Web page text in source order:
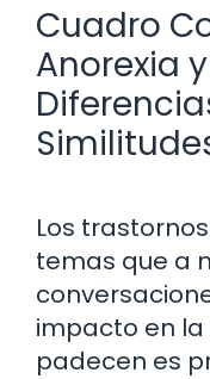
Cuadro
Anorexia
Los
temas que a
impacto en la
padecen es